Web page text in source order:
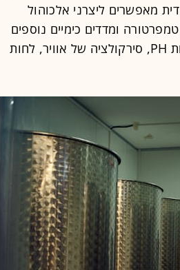
מאפשרים ליצרני אלכוהול
ומדדים כימיים נוספים
שמשפיעים באופן משמעותי על התוצר הסופי (רמות PH, סירקולציה של אוויר, לחות